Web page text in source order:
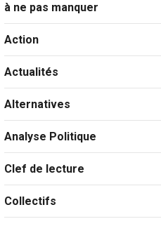
à ne pas manquer
Action
Actualités
Alternatives
Analyse Politique
Clef de lecture
Collectifs